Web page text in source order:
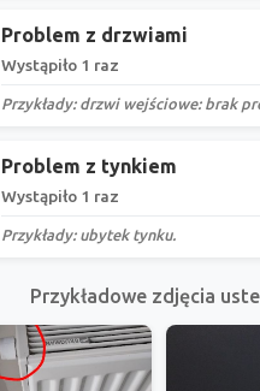
Problem z drzwiami
Wystąpiło 1 raz
Przykłady: drzwi wejściowe: brak
Problem z tynkiem
Wystąpiło 1 raz
Przykłady: ubytek tynku.
Przykładowe zdjęcia